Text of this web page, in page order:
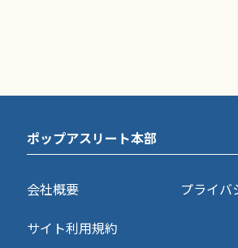
ポップアスリート本部
会社概要 プライバ
サイト利用規約